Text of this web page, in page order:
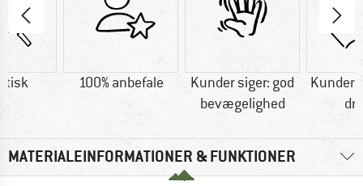
100% anbefale
Kunder siger: god
bevægelighed
Kunder
MATERIALEINFORMATIONER & FUNKTIONER